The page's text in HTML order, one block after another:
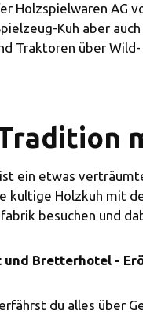
Holzspielwaren AG
Kuh aber
Traktoren über
ein etwas
kultige Holzkuh mit
besuchen und
Bretterhotel -
du alles über